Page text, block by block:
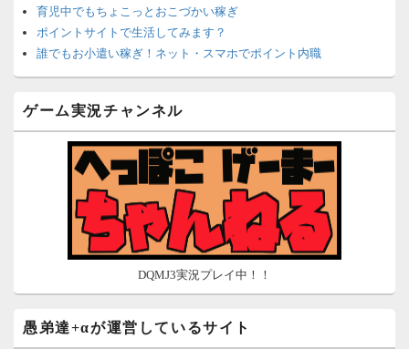
育児中でもちょこっとおこづかい稼ぎ
ポイントサイトで生活してみます？
誰でもお小遣い稼ぎ！ネット・スマホでポイント内職
ネットで簡単にお小遣い稼ぎ☆安心・安全・リスクなし☆
ポイントがお金に！？-空いた時間でちょい稼ぎ-
在宅deお小遣い！～小銭だって集めれば諭吉になる～
ネット収入攻略ナビ
ポイントサイトは安全？危険？お小遣い稼ぎサイトの使い方ガ
ゲーム実況チャンネル
DQMJ3実況プレイ中！！
愚弟達+αが運営しているサイト